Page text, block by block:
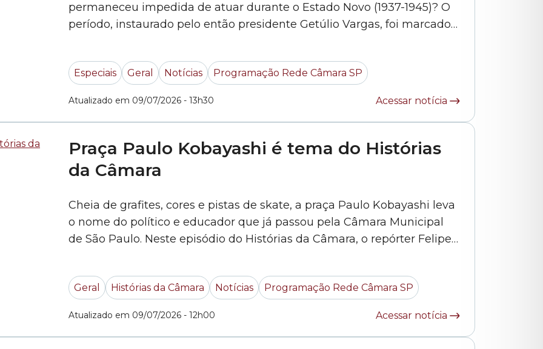
permaneceu impedida de atuar durante o Estado Novo (1937-1945)? O
período, instaurado pelo então presidente Getúlio Vargas, foi marcado
os 20 vereadores eleitos em 1936 tiveram seus mandatos cassados.
Neste documentário, você conhece... »
Especiais Geral Notícias Programação Rede Câmara SP
Atualizado em 09/07/2026 - 13h30 Acessar notícia
Praça Paulo Kobayashi é tema do Histórias
da Câmara
Cheia de grafites, cores e pistas de skate, a praça Paulo Kobayashi leva
o nome do político e educador que já passou pela Câmara Municipal
de São Paulo. Neste episódio do Histórias da Câmara, o repórter Felipe
foi nomeada. Acompanhe:
Geral Histórias da Câmara Notícias Programação Rede Câmara SP
Atualizado em 09/07/2026 - 12h00 Acessar notícia